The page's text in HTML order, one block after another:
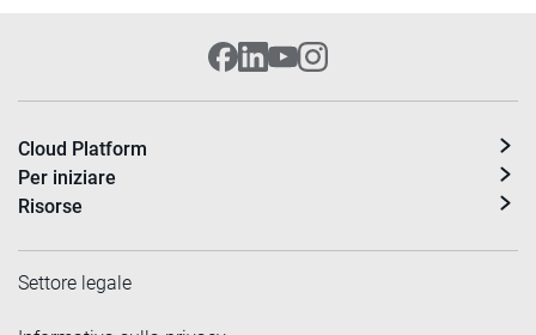
Cloud Platform
Per iniziare
Risorse
Settore legale